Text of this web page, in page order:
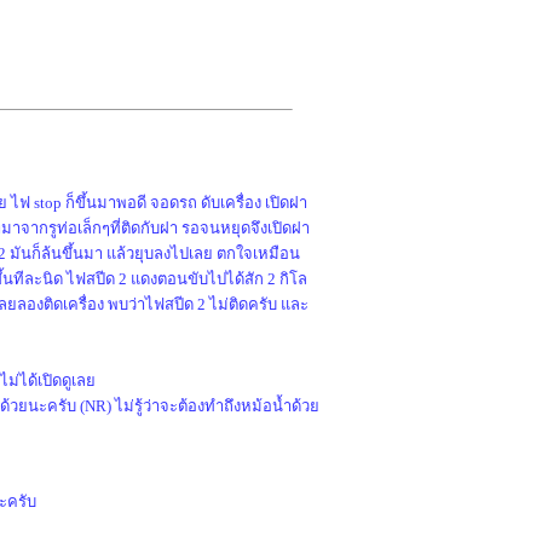
ฟ stop ก็ขึ้นมาพอดี จอดรถ ดับเครื่อง เปิดฝา
จากรูท่อเล็กๆที่ติดกับฝา รอจนหยุดจึงเปิดฝา
มันก็ล้นขึ้นมา แล้วยุบลงไปเลย ตกใจเหมือน
ทีละนิด ไฟสปีด 2 แดงตอนขับไปได้สัก 2 กิโล
ลองติดเครื่อง พบว่าไฟสปีด 2 ไม่ติดครับ และ
ได้เปิดดูเลย
ยนะครับ (NR) ไม่รู้ว่าจะต้องทำถึงหม้อน้ำด้วย
ครับ